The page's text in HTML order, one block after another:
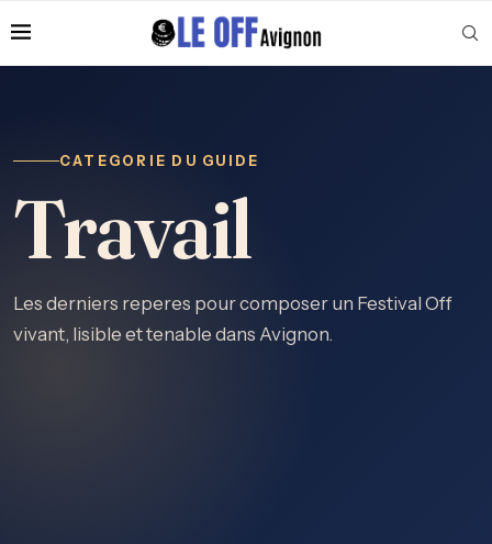
CATEGORIE DU GUIDE
Travail
Les derniers reperes pour composer un Festival Off
vivant, lisible et tenable dans Avignon.